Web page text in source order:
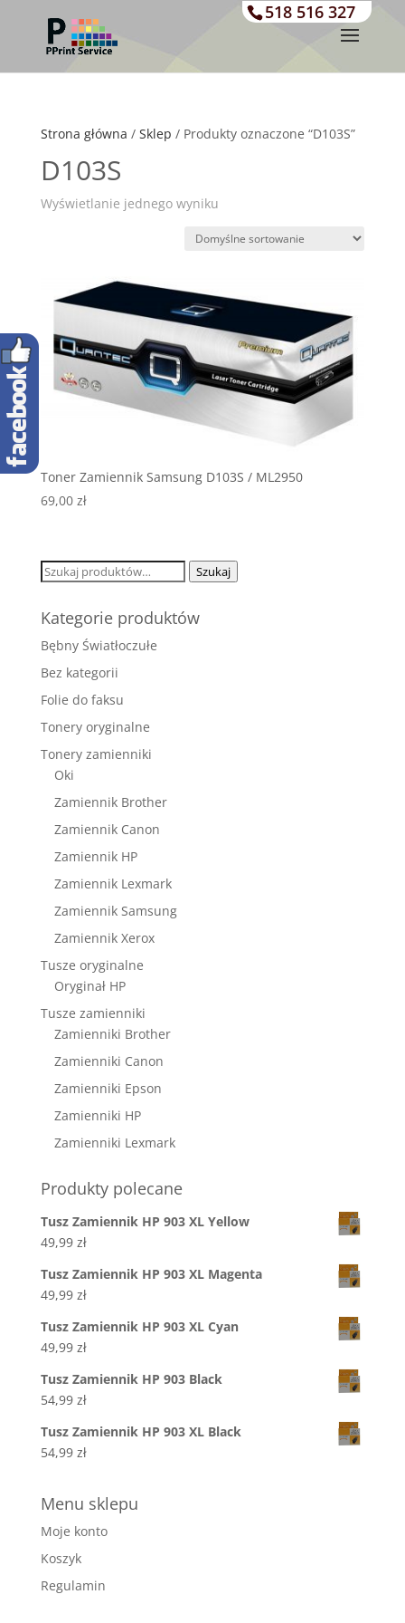
518 516 327
Strona główna / Sklep / Produkty oznaczone “D103S”
D103S
Wyświetlanie jednego wyniku
Toner Zamiennik Samsung D103S / ML2950
69,00 zł
Szukaj: Szukaj
Kategorie produktów
Bębny Światłoczułe
Bez kategorii
Folie do faksu
Tonery oryginalne
Tonery zamienniki
Oki
Zamiennik Brother
Zamiennik Canon
Zamiennik HP
Zamiennik Lexmark
Zamiennik Samsung
Zamiennik Xerox
Tusze oryginalne
Oryginał HP
Tusze zamienniki
Zamienniki Brother
Zamienniki Canon
Zamienniki Epson
Zamienniki HP
Zamienniki Lexmark
Produkty polecane
Tusz Zamiennik HP 903 XL Yellow
49,99 zł
Tusz Zamiennik HP 903 XL Magenta
49,99 zł
Tusz Zamiennik HP 903 XL Cyan
49,99 zł
Tusz Zamiennik HP 903 Black
54,99 zł
Tusz Zamiennik HP 903 XL Black
54,99 zł
Menu sklepu
Moje konto
Koszyk
Regulamin